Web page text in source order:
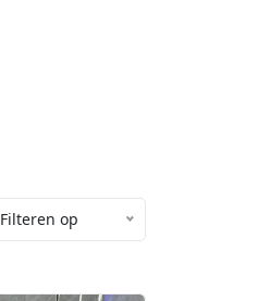
Filteren op